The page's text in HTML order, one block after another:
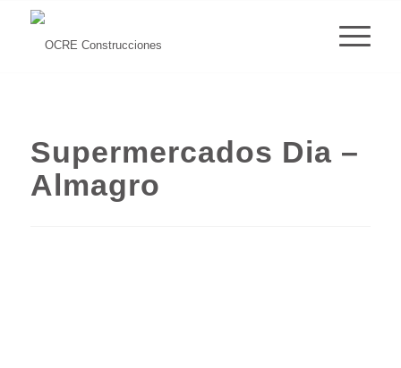
Supermercados Dia –
Almagro